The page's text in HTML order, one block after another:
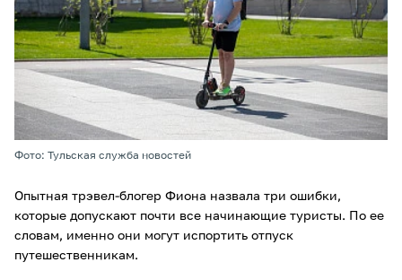
Фото: Тульская служба новостей
Опытная трэвел-блогер Фиона назвала три ошибки,
которые допускают почти все начинающие туристы. По ее
словам, именно они могут испортить отпуск
путешественникам.